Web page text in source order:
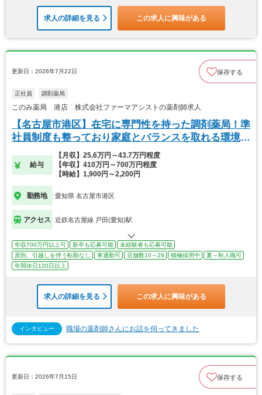
求人の詳細を見る この求人に興味がある
更新日：2026年7月22日 保存する
正社員 調剤薬局
このみ薬局 港店 株式会社ファーマアシストの薬剤師求人
【名古屋市港区】在宅に専門性を持った調剤薬局！準
社員制度も整っており家庭とバランスを取れる環境で
給与
【月収】25.6万円～43.7万円程度
【年収】410万円～700万円程度
【時給】1,900円～2,200円
勤務地 愛知県 名古屋市港区
アクセス 近鉄名古屋線 戸田(愛知)駅
年収700万円以上可 新卒も応募可能
未経験者も応募可能
原則、引越しを伴う転勤なし
車通勤可 店舗数10～29 積極採用中
夏～秋入職可
年間休日120日以上
求人の詳細を見る この求人に興味がある
インタビュー 職場の薬剤師さんにお話を伺ってきました
更新日：2026年7月15日 保存する